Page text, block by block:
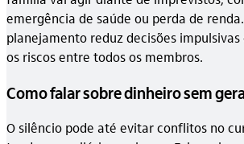
emergência de saúde ou perda de
planejamento reduz decisões
os riscos entre todos os membros.
Como falar sobre dinheiro sem
O silêncio pode até evitar conflitos no